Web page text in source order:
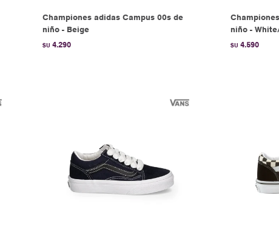
Championes adidas Campus 00s de
niño - Beige
$U 4.290
niño -
$U 4.590